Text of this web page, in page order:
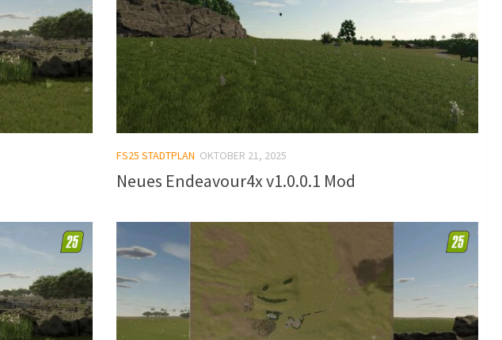
FS25 STADTPLAN OKTOBER 21, 2025
Neues Endeavour4x v1.0.0.1 Mod